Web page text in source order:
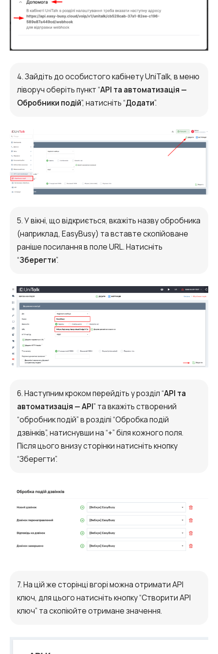
4. Зайдіть до особистого кабінету UniTalk, в меню
ліворуч оберіть пункт “API та автоматизація —
Обробники подій”, натисніть “Додати”.
5. У вікні, що відкриється, вкажіть назву обробника
(наприклад, EasyBusy) та вставте скопійоване
раніше посилання в поле URL. Натисніть
“Зберегти”.
6. Наступним кроком перейдіть у розділ “API та
автоматизація — АРІ” та вкажіть створений
“обробник подій” в розділі “Обробка подій
дзвінків”, натиснувши на “+” біля кожного поля.
Після цього внизу сторінки натисніть кнопку
“Зберегти”.
7. На цій же сторінці вгорі можна отримати API
ключ, для цього натисніть кнопку “Створити API
ключ” та скопіюйте отримане значення.